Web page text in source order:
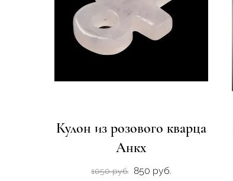
Кулон из розового кварца
Анкх
1050 руб. 850 руб.